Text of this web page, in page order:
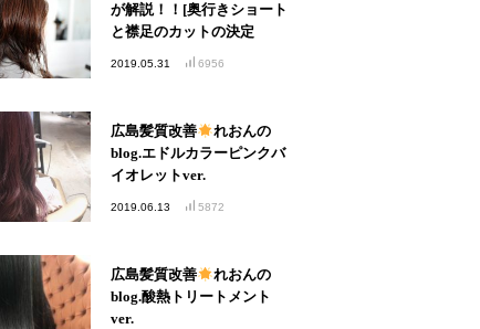
が解説！！[奥行きショート
と襟足のカットの決定
2019.05.31 6956
広島髪質改善
れおんの
blog.エドルカラーピンクバ
イオレットver.
2019.06.13 5872
広島髪質改善
れおんの
blog.酸熱トリートメント
ver.